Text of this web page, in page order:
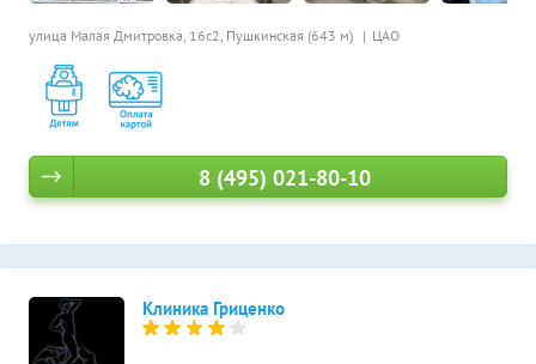
улица Малая Дмитровка, 16с2, Пушкинская (643 м) ЦАО
8 (495) 021-80-10
Клиника Гриценко